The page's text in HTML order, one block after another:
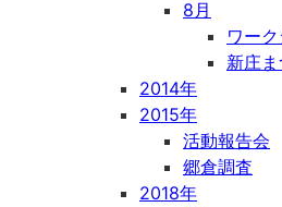
8月
ワー
新庄
2014年
2015年
活動報告会
郷倉調査
2018年